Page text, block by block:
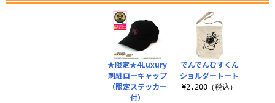
★限定★4Luxury
刺繍ローキャップ
（限定ステッカー
付）
でんでんむすくん
ショルダートート
¥2,200（税込）